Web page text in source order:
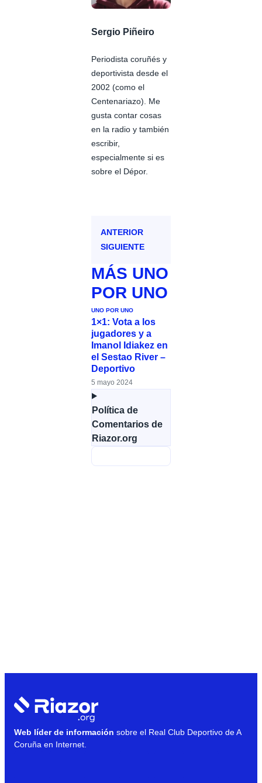
Sergio Piñeiro
Periodista coruñés y
deportivista desde el
2002 (como el
Centenariazo). Me
gusta contar cosas
en la radio y también
escribir,
especialmente si es
sobre el Dépor.
ANTERIOR
SIGUIENTE
MÁS UNO
POR UNO
UNO POR UNO
1×1: Vota a los
jugadores y a
Imanol Idiakez en
el Sestao River –
Deportivo
5 mayo 2024
Política de
Comentarios de
Riazor.org
Web líder de información sobre el Real Club Deportivo de A
Coruña en Internet.